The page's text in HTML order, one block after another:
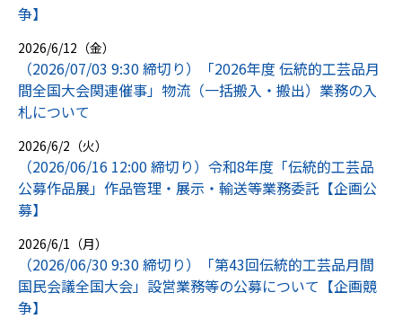
争】
2026/6/12（金）
（2026/07/03 9:30 締切り）「2026年度 伝統的工芸品月
間全国大会関連催事」物流（一括搬入・搬出）業務の入
札について
2026/6/2（火）
（2026/06/16 12:00 締切り）令和8年度「伝統的工芸品
公募作品展」作品管理・展示・輸送等業務委託【企画公
募】
2026/6/1（月）
（2026/06/30 9:30 締切り）「第43回伝統的工芸品月間
国民会議全国大会」設営業務等の公募について【企画競
争】